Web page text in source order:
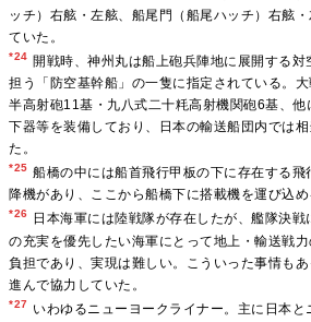
ッチ）右舷・左舷、船尾門（船尾ハッチ）右舷
ていた。
*24 開戦時、神州丸は船上砲兵陣地に展開する
担う「防空基幹船」の一隻に指定されている。
半高射砲11基・九八式二十粍高射機関砲6基、
下器等を装備しており、日本の輸送船団内では
た。
*25 船橋の中には船首飛行甲板の下に存在する
降機があり、ここから船橋下に搭載機を運び込
*26
日本海軍には陸戦隊が存在したが、艦隊決
の充実を優先したい海軍にとって地上・輸送戦
負担であり、実現は難しい。こういった事情も
進んで協力していた。
*27 いわゆるニューヨークライナー。主に日本